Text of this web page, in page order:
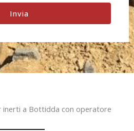
Invia
inerti a Bottidda con operatore